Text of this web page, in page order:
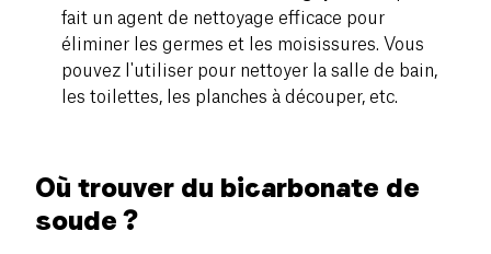
fait un agent de nettoyage efficace pour
éliminer les germes et les moisissures. Vous
pouvez l'utiliser pour nettoyer la salle de bain,
les toilettes, les planches à découper, etc.
Où trouver du bicarbonate de
soude ?